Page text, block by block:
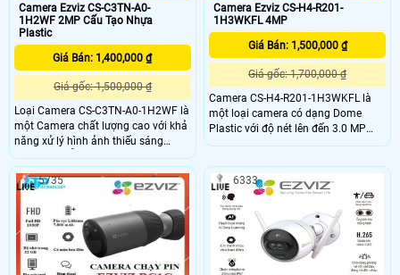
Camera Ezviz CS-C3TN-A0-
1H2WF 2MP Cấu Tạo Nhựa
Plastic
Giá Bán: 1,400,000 ₫
Giá gốc: 1,500,000 ₫
Loại Camera CS-C3TN-A0-1H2WF là
một Camera chất lượng cao với khả
năng xử lý hình ảnh thiếu sáng
đồng thời hỗ trợ chất lượng hình
FULL HD 1080P. Với tính năng Hồng
Ngoại Smart IR, camera này có thể
ánh sáng
Camera Ezviz CS-H4-R201-
1H3WKFL 4MP
Giá Bán: 1,500,000 ₫
Giá gốc: 1,700,000 ₫
Camera CS-H4-R201-1H3WKFL là
một loại camera có dạng Dome
Plastic với độ nét lên đến 3.0 MP
cho hình ảnh rõ nét. Camera cũng
giúp hiển thị hình ảnh chất lượng tốt
dù trong điều kiện ánh sáng yếu Đây
là một lựa chọn tuyệt vời cho việc
an ninh và giám sát trong văn
phòng hoặc các khu vực khác
5735 6333